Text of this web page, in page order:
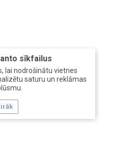
sīkfailus
lai nodrošinātu vietnes
saturu un reklāmas